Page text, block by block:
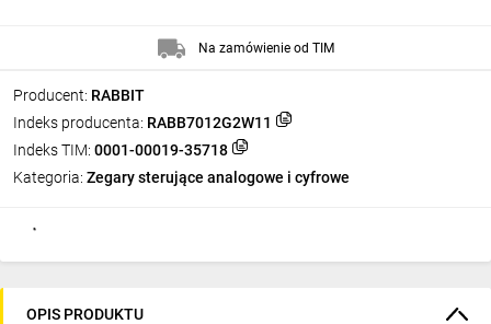
Producent: RABBIT
Indeks producenta: RABB7012G2W11
Indeks TIM: 0001-00019-35718
Kategoria: Zegary sterujące analogowe i cyfrowe
Na zamówienie od TIM
OPIS PRODUKTU